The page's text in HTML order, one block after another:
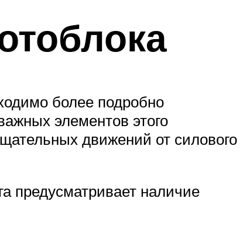
более подробно
элементов этого
движений от силового
предусматривает наличие